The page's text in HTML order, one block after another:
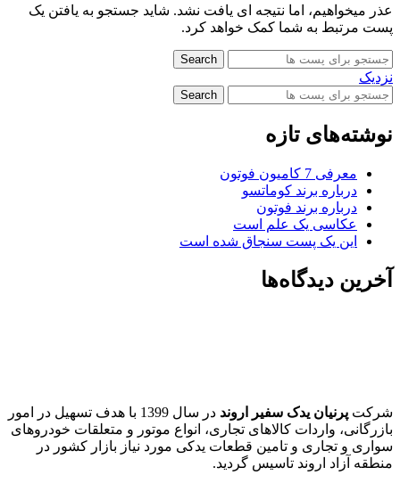
عذر میخواهیم، اما نتیجه ای یافت نشد. شاید جستجو به یافتن یک
پست مرتبط به شما کمک خواهد کرد.
Search
نزدیک
Search
نوشته‌های تازه
معرفی 7 کامیون فوتون
درباره برند کوماتسو
درباره برند فوتون
عکاسی یک علم است
این یک پست سنجاق شده است
آخرین دیدگاه‌ها
شرکت پرنیان یدک سفیر اروند
در سال 1399 با هدف تسهیل در امور
بازرگانی، واردات کالاهای تجاری، انواع موتور و متعلقات خودروهای
سواری و تجاری و تامین قطعات یدکی مورد نیاز بازار کشور در
منطقه آزاد اروند تاسیس گردید.